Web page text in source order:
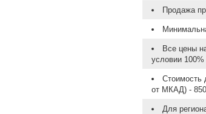
Продажа
Все цены
условии
Стоимость
от МКАД) -
Для